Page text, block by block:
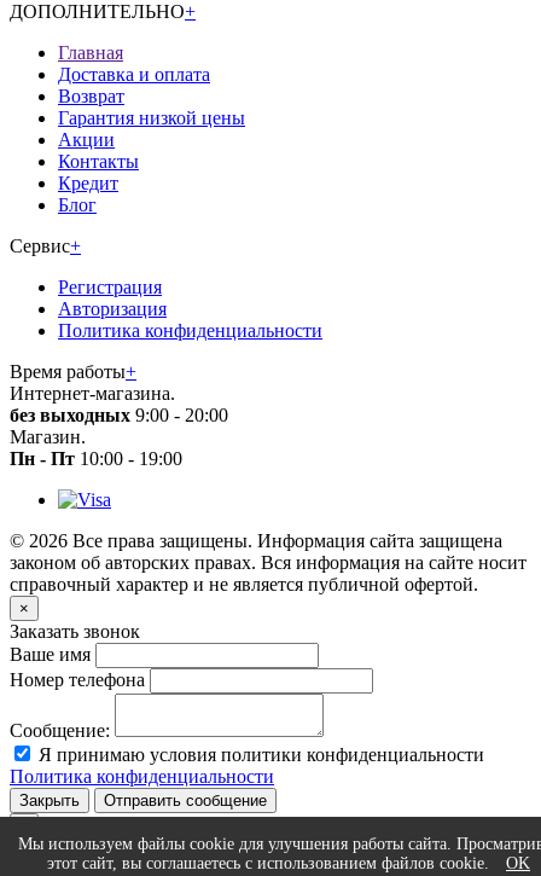
Мы используем файлы cookie для улучшения работы сайта.
этот сайт, вы соглашаетесь с использованием файлов cookie.
OK
ДОПОЛНИТЕЛЬНО+
Главная
Доставка и оплата
Возврат
Гарантия низкой цены
Акции
Контакты
Кредит
Блог
Сервис+
Регистрация
Авторизация
Политика конфиденциальности
Время работы+
Интернет-магазина.
без выходных 9:00 - 20:00
Магазин.
Пн - Пт 10:00 - 19:00
© 2026 Все права защищены. Информация сайта защищена
законом об авторских правах. Вся информация на сайте носит
справочный характер и не является публичной офертой.
×
Заказать звонок
Ваше имя
Номер телефона
Сообщение:
Я принимаю условия политики конфиденциальности
Политика конфиденциальности
Закрыть
Отправить сообщение
Статус сообщения